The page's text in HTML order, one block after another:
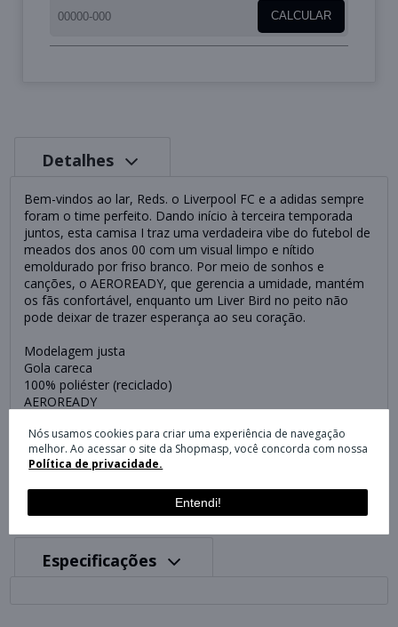
CALCULAR
Detalhes
Bem-vindos ao lar, Reds. o Liverpool FC e a adidas sempre
foram o time perfeito. Dando início à terceira temporada
juntos, esta camisa I traz uma verdadeira vibe do futebol de
meados dos anos 00 com um visual limpo e nítido
emoldurado por friso branco. Por meio de sonhos e
canções, o AEROREADY, que gerencia a umidade, mantém
os fãs confortável, enquanto um Liver Bird no peito não
pode deixar de trazer esperança ao seu coração.
Modelagem justa
Gola careca
100% poliéster (reciclado)
AEROREADY
COR:
VERMELHO BRANCO JV6423
Especificações
Nós usamos cookies para criar uma experiência de navegação
melhor. Ao acessar o site da Shopmasp, você concorda com nossa
Política de privacidade.
Entendi!